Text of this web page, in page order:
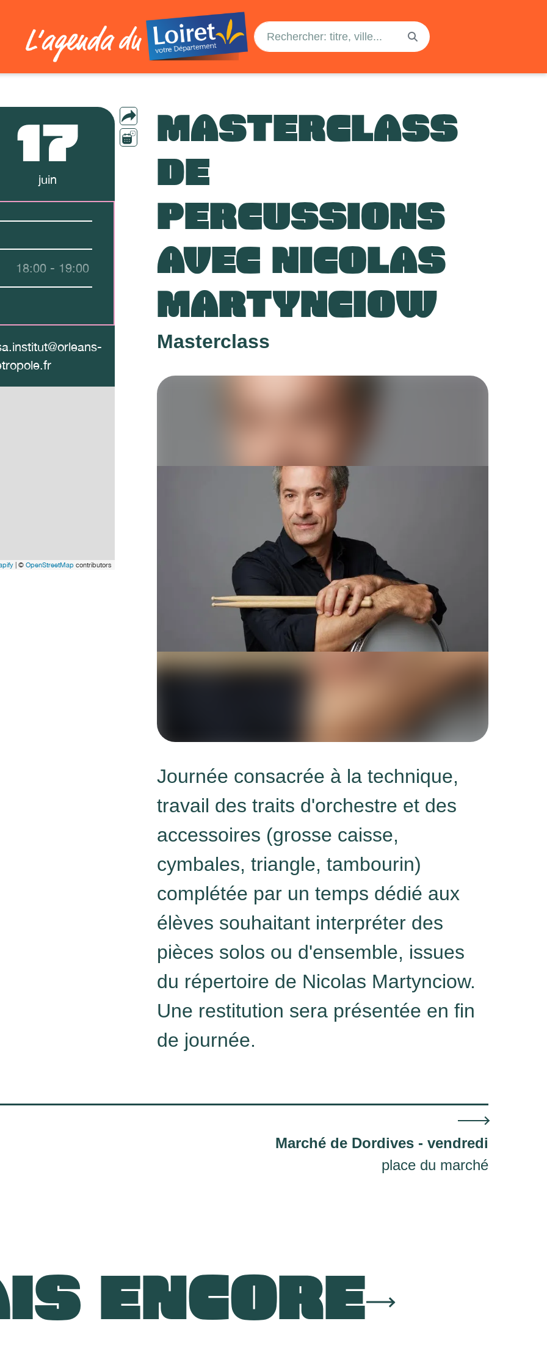
MASTERCLASS
DE
PERCUSSIONS
AVEC NICOLAS
MARTYNCIOW
17
juin
18:00 - 19:00
| © OpenStreetMap contributors
Masterclass
Journée consacrée à la technique,
travail des traits d'orchestre et des
accessoires (grosse caisse,
cymbales, triangle, tambourin)
complétée par un temps dédié aux
élèves souhaitant interpréter des
pièces solos ou d'ensemble, issues
du répertoire de Nicolas Martynciow.
Une restitution sera présentée en fin
de journée.
Marché de Dordives - vendredi
place du marché
ENCORE